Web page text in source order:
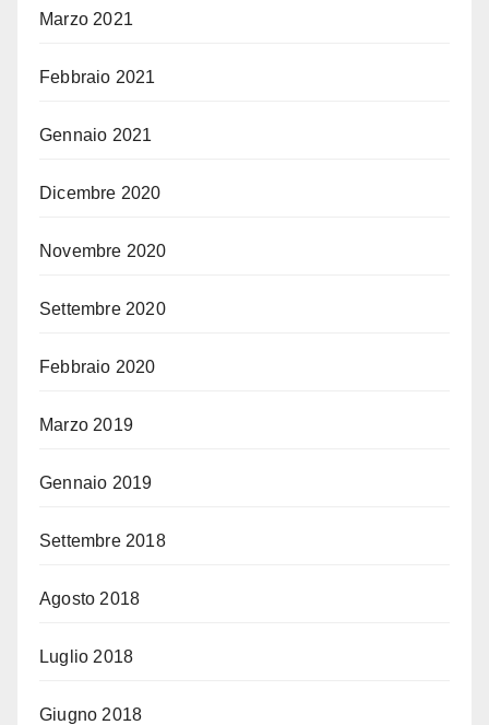
Marzo 2021
Febbraio 2021
Gennaio 2021
Dicembre 2020
Novembre 2020
Settembre 2020
Febbraio 2020
Marzo 2019
Gennaio 2019
Settembre 2018
Agosto 2018
Luglio 2018
Giugno 2018